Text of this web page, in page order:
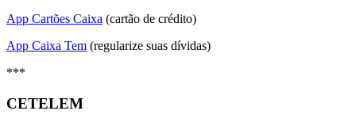
App Cartões Caixa (cartão de crédito)
App Caixa Tem (regularize suas dívidas)
***
CETELEM